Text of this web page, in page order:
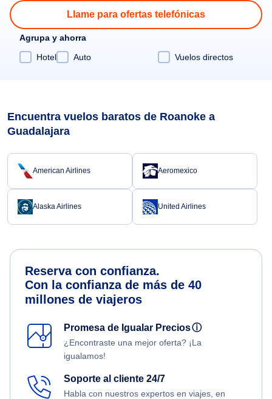
Llame para ofertas telefónicas
Agrupa y ahorra
Hotel
Auto Vuelos directos
Encuentra vuelos baratos de Roanoke a
Guadalajara
American Airlines Aeromexico
Alaska Airlines United Airlines
Reserva con confianza.
Con la confianza de más de 40
millones de viajeros
Promesa de Igualar Preciosⓘ
¿Encontraste una mejor oferta? ¡La
igualamos!
Soporte al cliente 24/7
Habla con nuestros expertos en viajes, en